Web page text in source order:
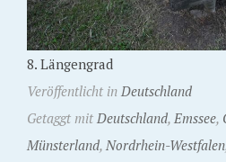
8. Längengrad
Veröffentlicht in Deutschland
Getaggt mit Deutschland, Emssee,
Münsterland, Nordrhein-Westfalen